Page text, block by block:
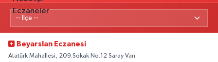
Beyarslan Eczanesi
Atatürk Mahallesi, 209.Sokak No:12 Saray Van